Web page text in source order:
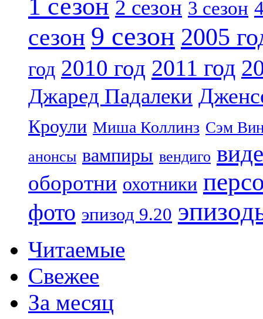
1 сезон 2 сезон 3 сезон
сезон 9 сезон 2005
год 2010 год 2011 год
Джаред Падалеки
Кроули Миша Коллинз Сэм
анонсы вампиры вендиго
оборотни охотники
фото эпизод 9.20
Читаемые
Свежее
За месяц